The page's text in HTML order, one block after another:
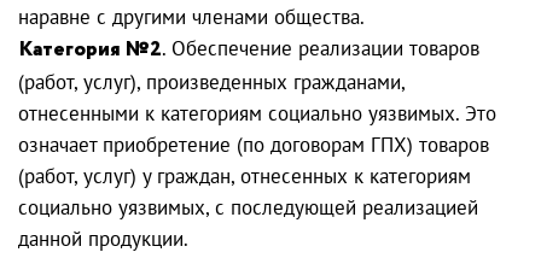
наравне с другими членами общества.
Категория №2. Обеспечение реализации товаров
(работ, услуг), произведенных гражданами,
отнесенными к категориям социально уязвимых. Это
означает приобретение (по договорам ГПХ) товаров
(работ, услуг) у граждан, отнесенных к категориям
социально уязвимых, с последующей реализацией
данной продукции.